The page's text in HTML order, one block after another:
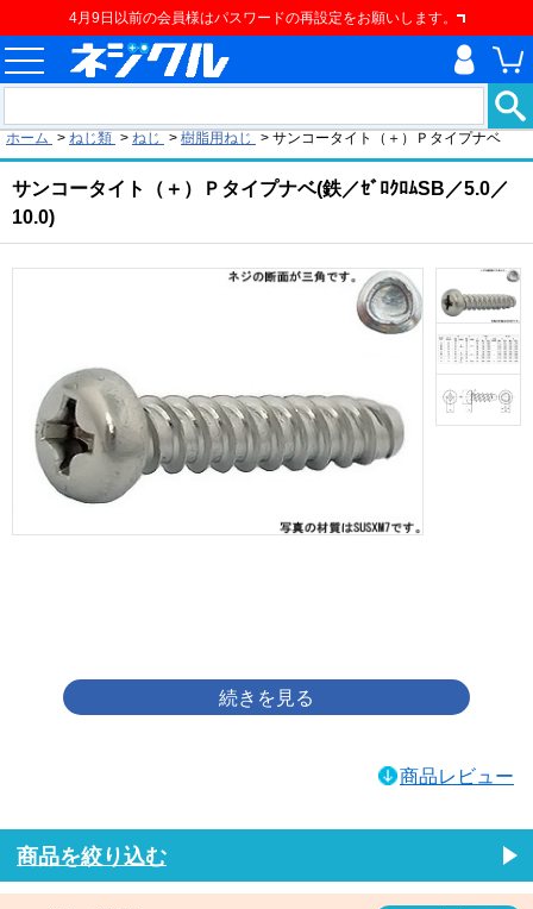
4月9日以前の会員様はパスワードの再設定をお願いします。
ホーム > ねじ類 > ねじ > 樹脂用ねじ > サンコータイト（＋）Ｐタイプナベ
サンコータイト（＋）Ｐタイプナベ(鉄／ｾﾞﾛｸﾛﾑSB／5.0／
10.0)
商品レビュー
商品を絞り込む